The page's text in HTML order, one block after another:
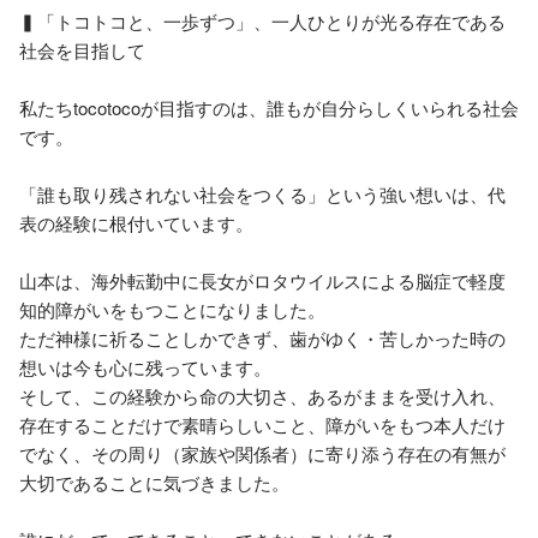
▍「トコトコと、一歩ずつ」、一人ひとりが光る存在である
社会を目指して
私たちtocotocoが目指すのは、誰もが自分らしくいられる社会
です。
「誰も取り残されない社会をつくる」という強い想いは、代
表の経験に根付いています。
山本は、海外転勤中に長女がロタウイルスによる脳症で軽度
知的障がいをもつことになりました。
ただ神様に祈ることしかできず、歯がゆく・苦しかった時の
想いは今も心に残っています。
そして、この経験から命の大切さ、あるがままを受け入れ、
存在することだけで素晴らしいこと、障がいをもつ本人だけ
でなく、その周り（家族や関係者）に寄り添う存在の有無が
大切であることに気づきました。